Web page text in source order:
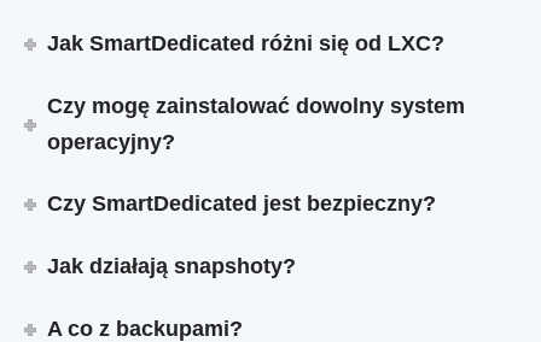
Jak SmartDedicated różni się od LXC?
Czy mogę zainstalować dowolny system
operacyjny?
Czy SmartDedicated jest bezpieczny?
Jak działają snapshoty?
A co z backupami?